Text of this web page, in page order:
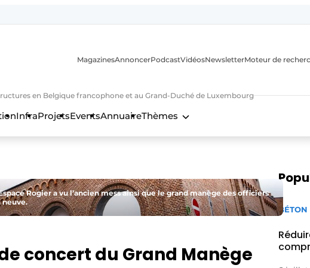
en Belgique francophone et au Grand-Duché de Luxembourg
MagazinesAnnoncerPodcastVidéosNewsletterMoteur de
InfraProjetsEventsAnnuaireThèmes
Rogier a vu l’ancien mess ainsi que le grand manège des officiers
neuve.
concert du Grand Manège
BÉTON